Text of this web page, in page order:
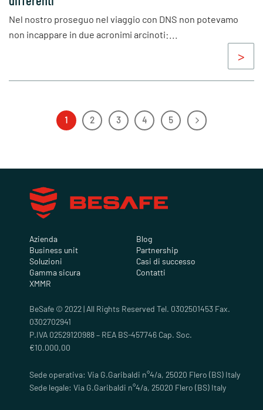
Nel nostro proseguo nel viaggio con DNS non potevamo
non incappare in due acronimi arcinoti:...
1 2 3 4 5
Azienda
Business unit
Soluzioni
Gamma sicura
XMMR
Blog
Partnership
Casi di successo
Contatti
BeSafe © 2022 | All Rights Reserved Tel. 0302501453 Fax.
0302702941
P.IVA 02529120988 – REA BS-457746 Cap. Soc.
€10.000,00
Sede operativa: Via G.Garibaldi n°4/a, 25020 Flero (BS) Italy
Sede legale: Via G.Garibaldi n°4/a, 25020 Flero (BS) Italy